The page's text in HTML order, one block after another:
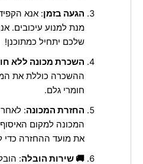
הגעה בזמן: אנא
מנת למנוע עיכובים.
שלכם יתחיל כמתוכנן!
השכרת מכונה ללא
ההשכרה כוללת את
חומרי גלם.
החזרת המכונה:
המכונה למקום
את מועד ההחזרה כדי
🚚 שירות הובלה: